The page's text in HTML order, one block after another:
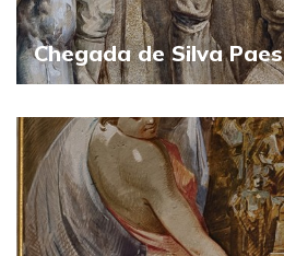
Chegada de Silva Paes